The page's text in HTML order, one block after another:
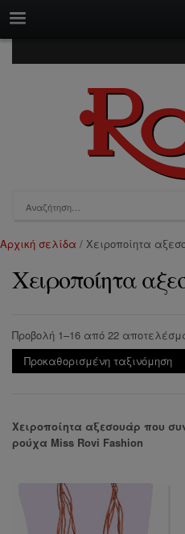
Αρχική σελίδα / Χειροποίητα
Χειροποίητα
Προβολή 1–16 από 22
Προκαθορισμένη ταξινόμηση
Χειροποίητα αξεσουάρ που
ρούχα Miss Rovi Fashion